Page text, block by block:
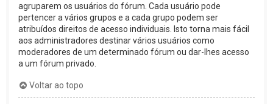
agruparem os usuários do fórum. Cada usuário pode
pertencer a vários grupos e a cada grupo podem ser
atribuídos direitos de acesso individuais. Isto torna mais fácil
aos administradores destinar vários usuários como
moderadores de um determinado fórum ou dar-lhes acesso
a um fórum privado.
Voltar ao topo